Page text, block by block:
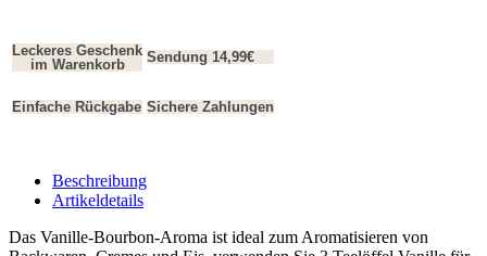
Leckeres Geschenk
im Warenkorb
Sendung 14,99€
Einfache Rückgabe Sichere Zahlungen
Beschreibung
Artikeldetails
Das Vanille-Bourbon-Aroma ist ideal zum Aromatisieren von